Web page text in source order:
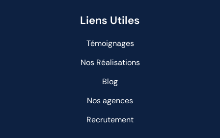
Liens Utiles
Témoignages
Nos Réalisations
Blog
Nos agences
Recrutement